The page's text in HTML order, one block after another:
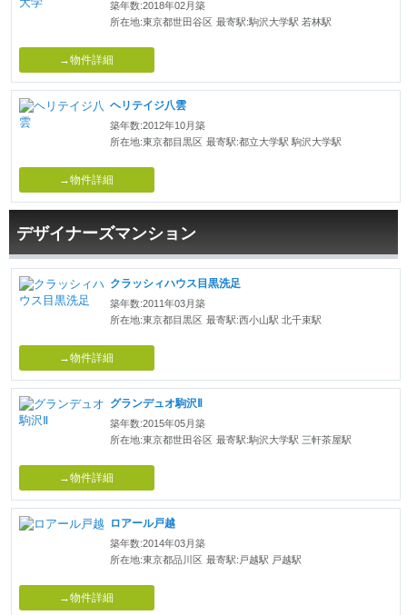
築年数:2018年02月築
所在地:東京都世田谷区 最寄駅:駒沢大学駅 若林駅
→物件詳細
ヘリテイジ八雲
築年数:2012年10月築
所在地:東京都目黒区 最寄駅:都立大学駅 駒沢大学駅
→物件詳細
デザイナーズマンション
クラッシィハウス目黒洗足
築年数:2011年03月築
所在地:東京都目黒区 最寄駅:西小山駅 北千束駅
→物件詳細
グランデュオ駒沢Ⅱ
築年数:2015年05月築
所在地:東京都世田谷区 最寄駅:駒沢大学駅 三軒茶屋駅
→物件詳細
ロアール戸越
築年数:2014年03月築
所在地:東京都品川区 最寄駅:戸越駅 戸越駅
→物件詳細